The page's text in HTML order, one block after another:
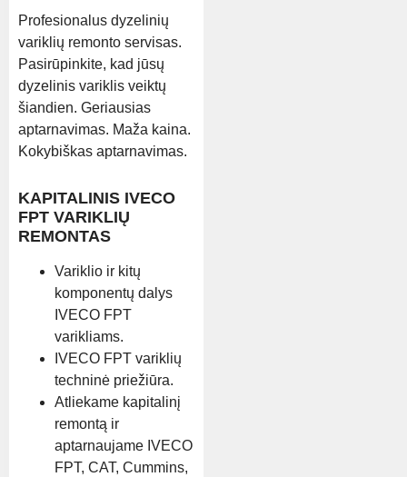
Profesionalus dyzelinių
variklių remonto servisas.
Pasirūpinkite, kad jūsų
dyzelinis variklis veiktų
šiandien. Geriausias
aptarnavimas. Maža kaina.
Kokybiškas aptarnavimas.
KAPITALINIS IVECO
FPT VARIKLIŲ
REMONTAS
Variklio ir kitų
komponentų dalys
IVECO FPT
varikliams.
IVECO FPT variklių
techninė priežiūra.
Atliekame kapitalinį
remontą ir
aptarnaujame IVECO
FPT, CAT, Cummins,